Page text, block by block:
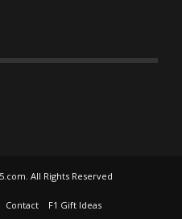
All Rights Reserved
Contact F1 Gift Ideas